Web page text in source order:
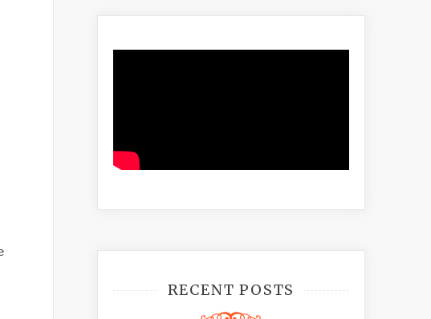
RECENT POSTS